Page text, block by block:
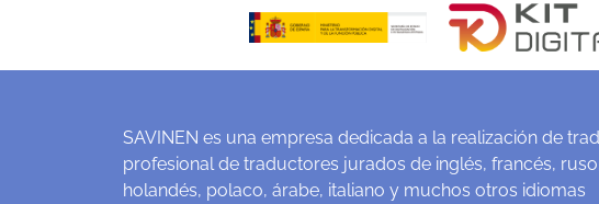
SAVINEN es una empresa dedicada a la realización de
profesional de traductores jurados de inglés, francés,
holandés, polaco, árabe, italiano y muchos otros idiomas